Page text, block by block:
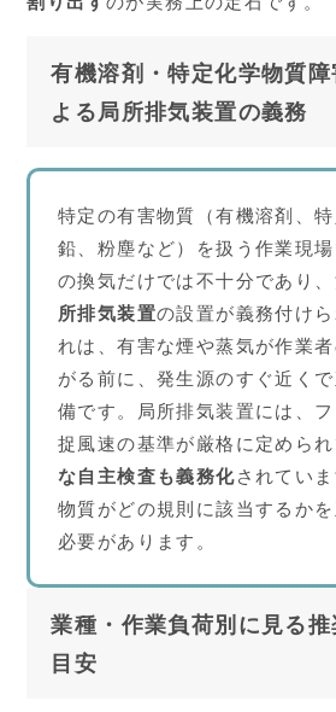
有機溶剤・特定化学物質
よる局所排気装置の義務
特定の有害物質（有機溶剤、特
鉛、粉塵など）を扱う作業現
の換気だけでは不十分であり
所排気装置の設置が義務付け
れは、有害な煙や蒸気が作業
がる前に、発生源のすぐ近く
備です。局所排気装置には、
捉風速の基準が厳格に定められ
な自主検査も義務化されてい
物質がどの規則に該当するか
必要があります。
業種・作業負荷別に見る
目安